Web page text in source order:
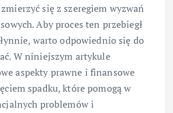
się z szeregiem wyzwań
Aby proces ten przebiegł
warto odpowiednio się do
W niniejszym artykule
aspekty prawne i finansowe
spadku, które pomogą w
problemów i